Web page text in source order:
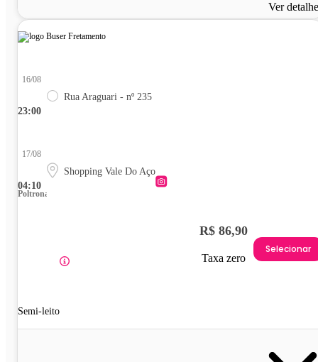
Ver
23:00
16/08
Rua Araguari - nº 235
04:10
17/08
Shopping Vale Do Aço
Poltrona
Semi-leito
R$ 86,90
Taxa zero
Selecionar